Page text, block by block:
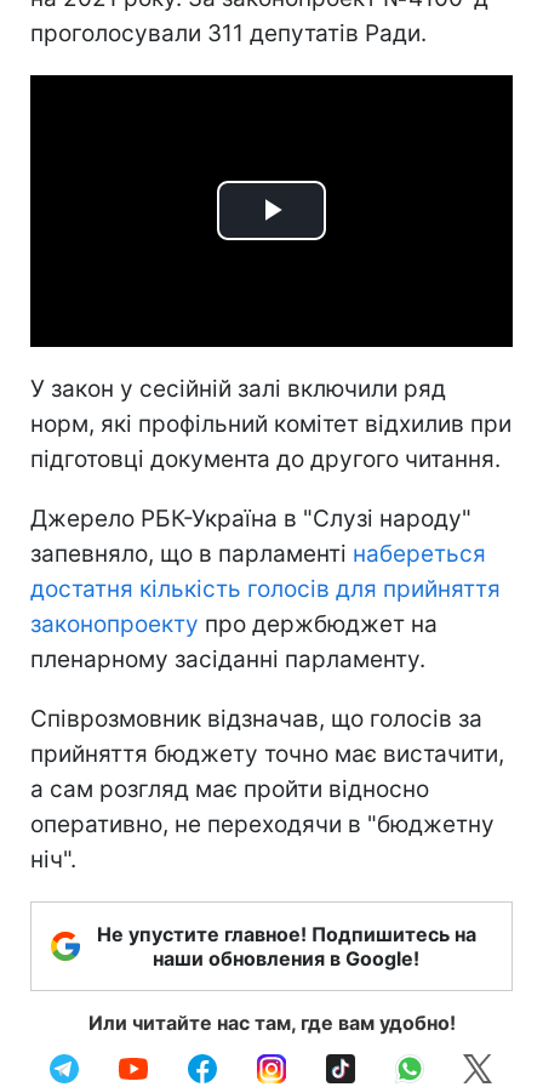
проголосували 311 депутатів Ради.
Play
У закон у сесійній залі включили ряд
норм, які профільний комітет відхилив при
підготовці документа до другого читання.
Джерело РБК-Україна в "Слузі народу"
запевняло, що в парламенті набереться
достатня кількість голосів для прийняття
законопроекту про держбюджет на
пленарному засіданні парламенту.
Співрозмовник відзначав, що голосів за
прийняття бюджету точно має вистачити,
а сам розгляд має пройти відносно
оперативно, не переходячи в "бюджетну
ніч".
Не упустите главное! Подпишитесь на
наши обновления в Google!
Или читайте нас там, где вам удобно!